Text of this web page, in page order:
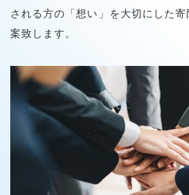
される方の「想い」を大切にした
案致します。